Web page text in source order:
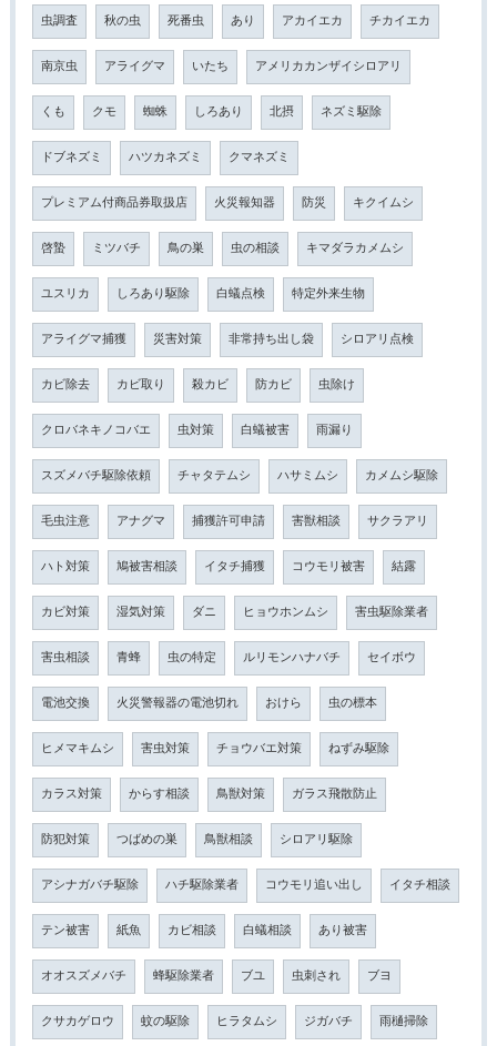
虫調査 秋の虫 死番虫 あり アカイエカ チカイエカ
南京虫 アライグマ いたち アメリカカンザイシロアリ
くも クモ 蜘蛛 しろあり 北摂 ネズミ駆除
ドブネズミ ハツカネズミ クマネズミ
プレミアム付商品券取扱店 火災報知器 防災 キクイムシ
啓蟄 ミツバチ 鳥の巣 虫の相談 キマダラカメムシ
ユスリカ しろあり駆除 白蟻点検 特定外来生物
アライグマ捕獲 災害対策 非常持ち出し袋 シロアリ点検
カビ除去 カビ取り 殺カビ 防カビ 虫除け
クロバネキノコバエ 虫対策 白蟻被害 雨漏り
スズメバチ駆除依頼 チャタテムシ ハサミムシ カメムシ駆除
毛虫注意 アナグマ 捕獲許可申請 害獣相談 サクラアリ
ハト対策 鳩被害相談 イタチ捕獲 コウモリ被害 結露
カビ対策 湿気対策 ダニ ヒョウホンムシ 害虫駆除業者
害虫相談 青蜂 虫の特定 ルリモンハナバチ セイボウ
電池交換 火災警報器の電池切れ おけら 虫の標本
ヒメマキムシ 害虫対策 チョウバエ対策 ねずみ駆除
カラス対策 からす相談 鳥獣対策 ガラス飛散防止
防犯対策 つばめの巣 鳥獣相談 シロアリ駆除
アシナガバチ駆除 ハチ駆除業者 コウモリ追い出し イタチ相談
テン被害 紙魚 カビ相談 白蟻相談 あり被害
オオスズメバチ 蜂駆除業者 ブユ 虫刺され ブヨ
クサカゲロウ 蚊の駆除 ヒラタムシ ジガバチ 雨樋掃除